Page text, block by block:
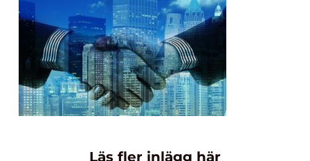
Läs fler inlägg här